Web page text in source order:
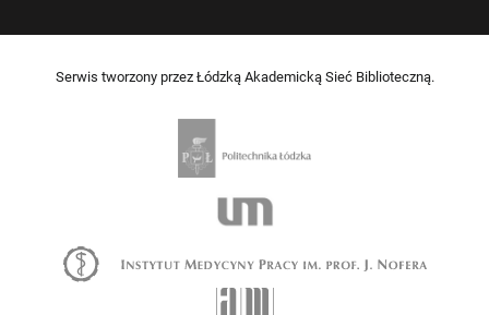
Serwis tworzony przez Łódzką Akademicką Sieć Biblioteczną.